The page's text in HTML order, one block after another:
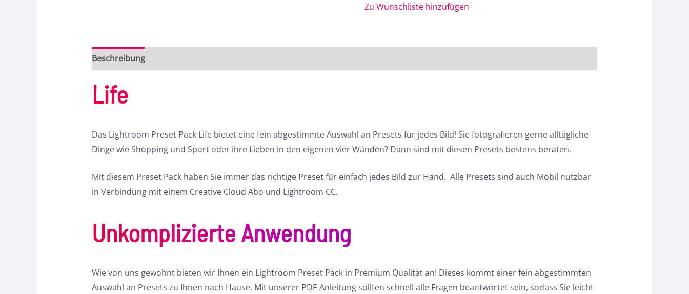
Zu Wunschliste hinzufügen
Beschreibung
Life
Das Lightroom Preset Pack Life bietet eine fein abgestimmte Auswahl an Presets für jedes Bild! Sie fotografieren gerne alltägliche
Dinge wie Shopping und Sport oder ihre Lieben in den eigenen vier Wänden? Dann sind mit diesen Presets bestens beraten.
Mit diesem Preset Pack haben Sie immer das richtige Preset für einfach jedes Bild zur Hand. Alle Presets sind auch Mobil nutzbar
in Verbindung mit einem Creative Cloud Abo und Lightroom CC.
Unkomplizierte Anwendung
Wie von uns gewohnt bieten wir Ihnen ein Lightroom Preset Pack in Premium Qualität an! Dieses kommt einer fein abgestimmten
Auswahl an Presets zu Ihnen nach Hause. Mit unserer PDF-Anleitung sollten schnell alle Fragen beantwortet sein, sodass Sie leicht